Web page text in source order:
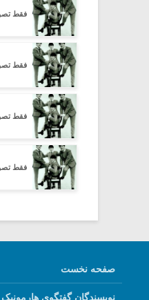
فقط
فقط
فقط
فقط
صفحه نخست
نویسندگان گفتگوی هارمونیک